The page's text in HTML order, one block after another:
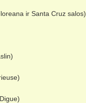
ir Santa Cruz salos)